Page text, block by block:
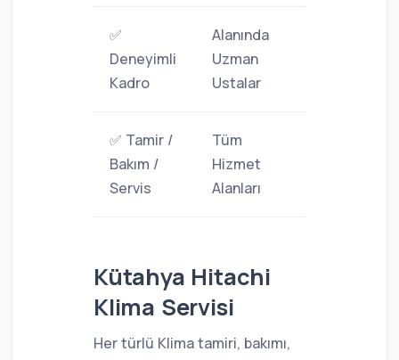
✅
Deneyimli
Kadro
Alanında
Uzman
Ustalar
✅ Tamir /
Bakım /
Servis
Tüm
Hizmet
Alanları
Kütahya Hitachi
Klima Servisi
Her türlü Klima tamiri, bakımı,